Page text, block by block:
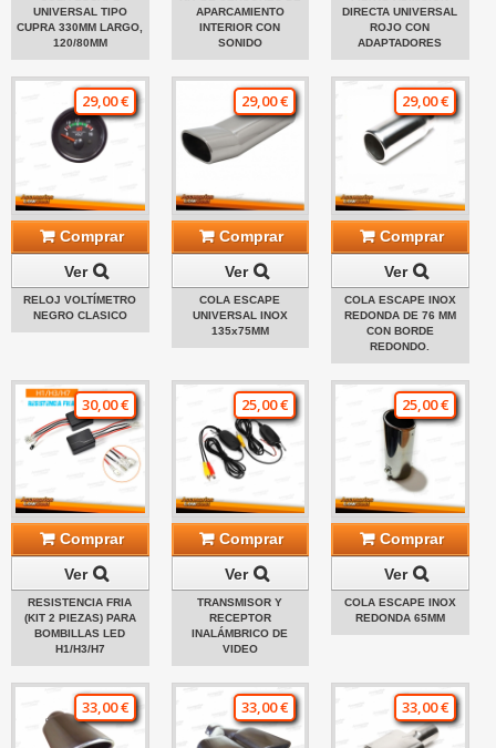
UNIVERSAL TIPO
CUPRA 330MM LARGO,
120/80MM
APARCAMIENTO
INTERIOR CON
SONIDO
DIRECTA UNIVERSAL
ROJO CON
ADAPTADORES
29,00 €
Comprar
Ver
RELOJ VOLTÍMETRO
NEGRO CLASICO
29,00 €
Comprar
Ver
COLA ESCAPE
UNIVERSAL INOX
135x75MM
29,00 €
Comprar
Ver
COLA ESCAPE INOX
REDONDA DE 76 MM
CON BORDE
REDONDO.
30,00 €
Comprar
Ver
RESISTENCIA FRIA
(KIT 2 PIEZAS) PARA
BOMBILLAS LED
H1/H3/H7
25,00 €
Comprar
Ver
TRANSMISOR Y
RECEPTOR
INALÁMBRICO DE
VIDEO
25,00 €
Comprar
Ver
COLA ESCAPE INOX
REDONDA 65MM
33,00 € 33,00 € 33,00 €